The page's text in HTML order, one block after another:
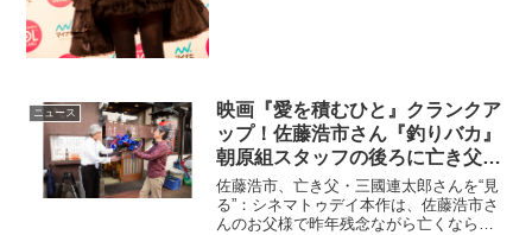
ニュース
映画『愛を積むひと』クランクア
ップ！佐藤浩市さん『釣りバカ』
朝原組スタッフの後ろに亡き父
三國連太郎さんの姿を見る♪
佐藤浩市、亡き父・三國連太郎さんを“見
る”：シネマトゥデイ本作は、佐藤浩市さ
んのお父様で昨年残念ながら亡くなられ